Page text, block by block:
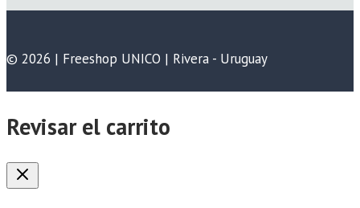
© 2026 | Freeshop UNICO | Rivera - Uruguay
Revisar el carrito